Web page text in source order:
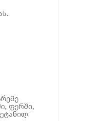
ფერში,